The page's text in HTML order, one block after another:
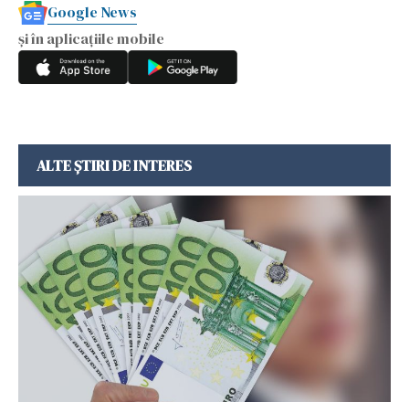
Google News
și în aplicațiile mobile
ALTE ȘTIRI DE INTERES